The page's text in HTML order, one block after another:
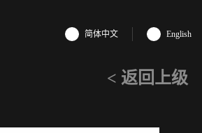
简体中文 English
< 返回上级